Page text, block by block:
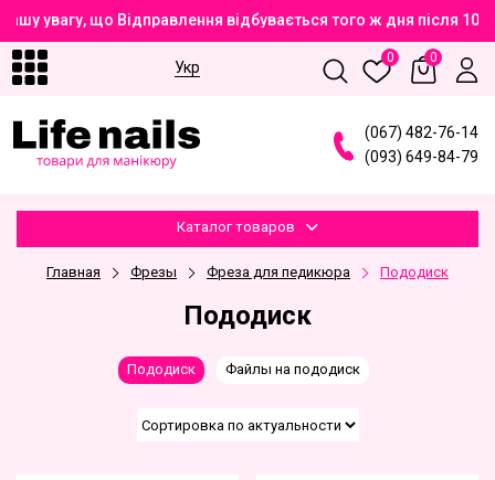
увагу, що Відправлення відбувається того ж дня після
Укр
0 0
(067) 482-76-14
(093) 649-84-79
Каталог товаров
Главная Фрезы Фреза для педикюра Пододиск
Пододиск
Пододиск Файлы на пододиск